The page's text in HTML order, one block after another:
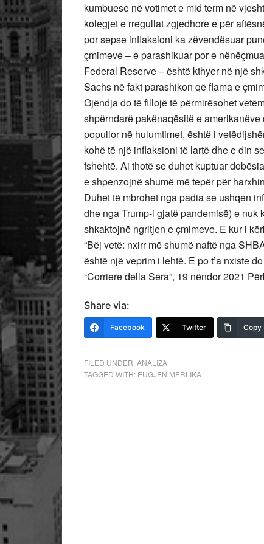
kumbuese në votimet e mid term në
kolegjet e rregullat zgjedhore e për
por sepse inflaksioni ka zëvendësuar
çmimeve – e parashikuar por e
Federal Reserve – është kthyer në një
Sachs në fakt parashikon që flama e
Gjëndja do të fillojë të përmirësohet
shpërndarë pakënaqësitë e
popullor në hulumtimet, është i
kohë të një inflaksioni të lartë dhe e din
fshehtë. Ai thotë se duhet kuptuar
e shpenzojnë shumë më tepër për
Duhet të mbrohet nga padia se ushqen
dhe nga Trump-i gjatë pandemisë) e nuk
shkaktojnë ngritjen e çmimeve. E kur i
“Bëj vetë: nxirr më shumë naftë nga
është një veprim i lehtë. E po t’a nxiste
“Corriere della Sera”, 19 nëndor 2021
Share via:
Facebook Twitter Copy
FILED UNDER:ANALIZA
TAGGED WITH: EUGJEN MERLIKA